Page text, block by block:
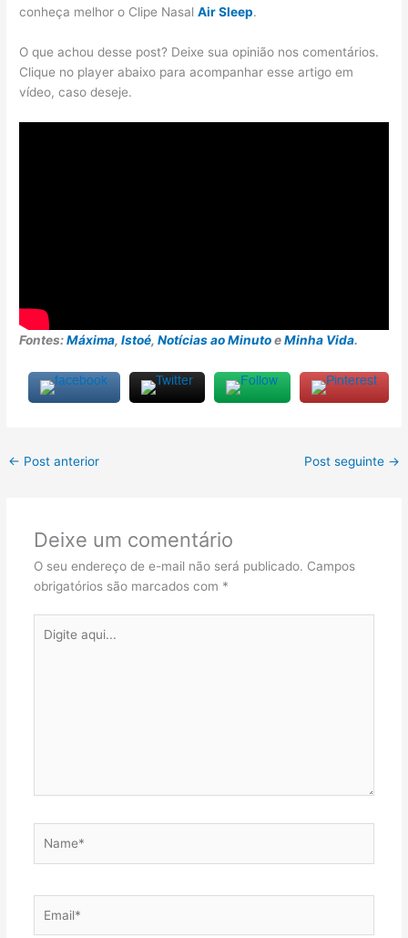
conheça melhor o Clipe NasalAir Sleep.
O que achou desse post? Deixe sua opinião nos comentários.
Clique no player abaixo para acompanhar esse artigo em
vídeo, caso deseje.
Fontes:Máxima, Istoé,Notícias ao MinutoeMinha Vida.
← Post anterior Post seguinte →
Deixe um comentário
O seu endereço de e-mail não será publicado. Campos
obrigatórios são marcados com *
aqui...